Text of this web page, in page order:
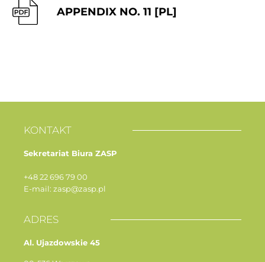
APPENDIX NO. 11 [PL]
KONTAKT
Sekretariat Biura ZASP
+48 22 696 79 00
E-mail: zasp@zasp.pl
ADRES
Al. Ujazdowskie 45